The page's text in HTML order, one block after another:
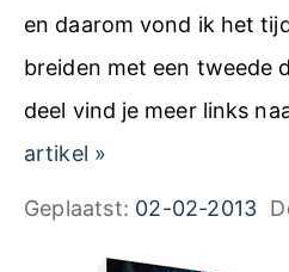
en daarom vond ik het
breiden met een tweede
deel vind je meer links
artikel A
d
»
Geplaatst: 02-02-2013